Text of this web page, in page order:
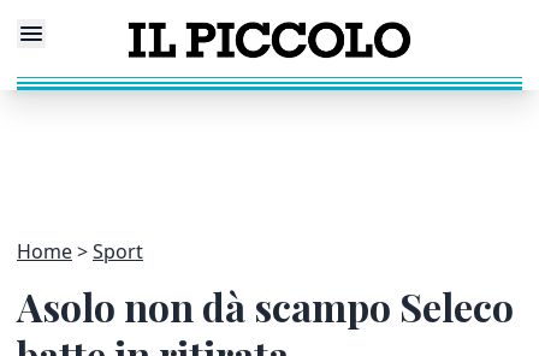
Home Sport
Asolo non dà scampo Seleco